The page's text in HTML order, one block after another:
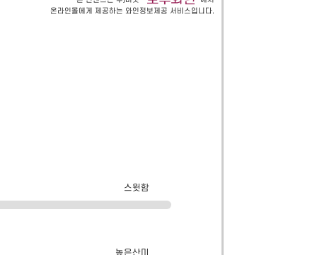
온라인몰에게 제공하는 와인정보제공 서비스입니다.
스윗함
높은산미